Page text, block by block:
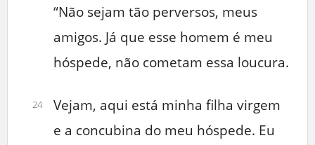
“Não sejam tão perversos, meus
amigos. Já que esse homem é meu
hóspede, não cometam essa loucura.
24
Vejam, aqui está minha filha virgem
e a concubina do meu hóspede. Eu